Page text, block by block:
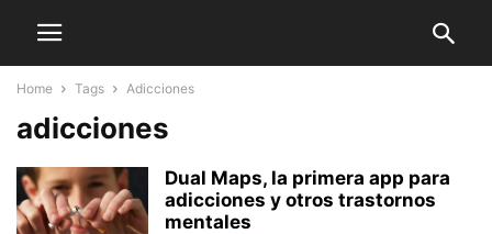
Home Tags Adicciones
adicciones
Dual Maps, la primera app para
adicciones y otros trastornos
mentales